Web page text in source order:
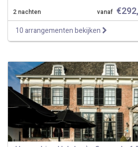
2 nachten
vanaf €292,
10 arrangementen bekijken